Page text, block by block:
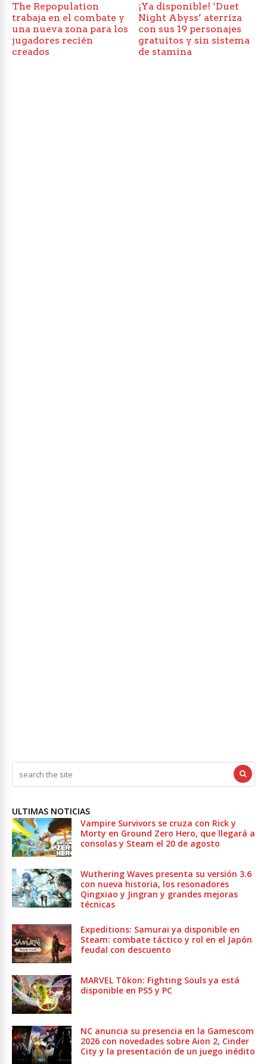
The Repopulation
trabaja en el combate y
una nueva zona para los
jugadores recién
creados
¡Ya disponible! ‘Duet
Night Abyss’ aterriza
con sus 19 personajes
gratuitos y sin sistema
de stamina
ULTIMAS NOTICIAS
Vampire Survivors se cruza con Rick y
Morty en Ground Zero Hero, que llegará a
consolas y Steam el 20 de agosto
Wuthering Waves presenta su versión 3.6
con nueva historia, los resonadores
Qingxiao y Jingran y grandes mejoras
técnicas
Expeditions: Samurai ya disponible en
Steam: combate táctico y rol en el Japón
feudal con descuento
MARVEL Tōkon: Fighting Souls ya está
disponible en PS5 y PC
NC anuncia su presencia en la Gamescom
2026 con novedades sobre Aion 2, Cinder
City y la presentación de un juego inédito